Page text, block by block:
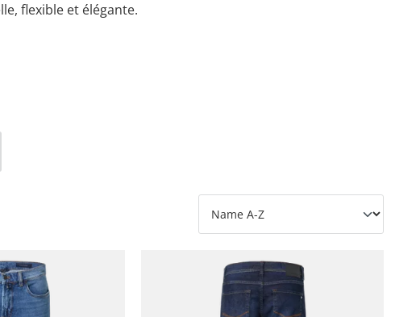
flexible et élégante.